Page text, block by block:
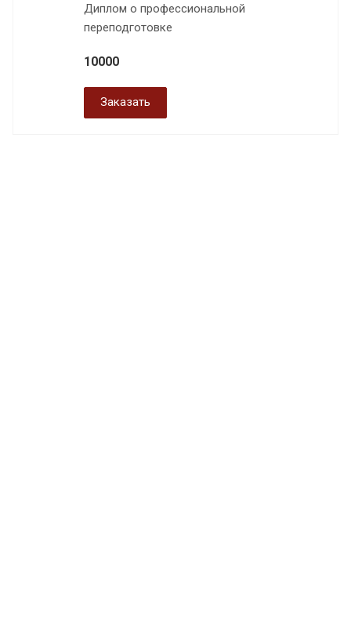
Диплом о профессиональной
переподготовке
10000
Заказать